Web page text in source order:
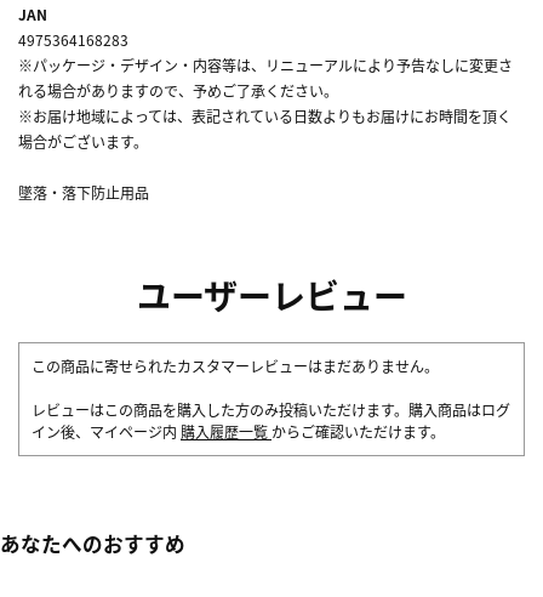
JAN
4975364168283
※パッケージ・デザイン・内容等は、リニューアルにより予告なしに変更さ
れる場合がありますので、予めご了承ください。
※お届け地域によっては、表記されている日数よりもお届けにお時間を頂く
場合がございます。
墜落・落下防止用品
ユーザーレビュー
この商品に寄せられたカスタマーレビューはまだありません。
レビューはこの商品を購入した方のみ投稿いただけます。購入商品はログ
イン後、マイページ内 購入履歴一覧 からご確認いただけます。
あなたへのおすすめ